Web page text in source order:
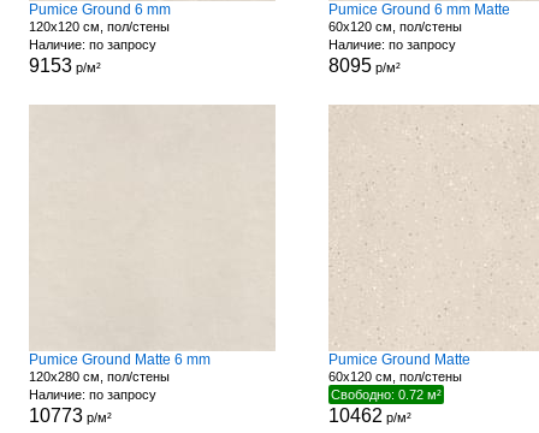
Pumice Ground 6 mm
120x120 см, пол/стены
Наличие: по запросу
9153р/м²
Pumice Ground 6 mm Matte
60x120 см, пол/стены
Наличие: по запросу
8095р/м²
Pumice Ground Matte 6 mm
120x280 см, пол/стены
Наличие: по запросу
10773р/м²
Pumice Ground Matte
60x120 см, пол/стены
Свободно: 0.72 м²
10462 р/м²